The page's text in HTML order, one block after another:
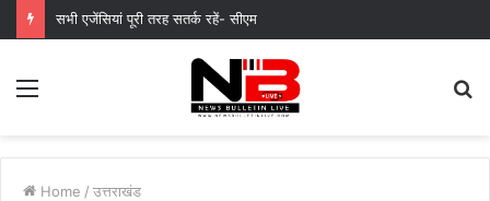
सभी एजेंसियां पूरी तरह सतर्क रहें- सीएम
Menu
Home / उत्तराखंड